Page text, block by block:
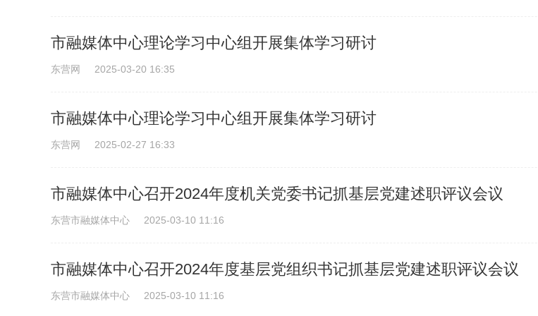
市融媒体中心理论学习中心组开展集体学习研讨
东营网 2025-03-20 16:35
市融媒体中心理论学习中心组开展集体学习研讨
东营网 2025-02-27 16:33
市融媒体中心召开2024年度机关党委书记抓基层党建述职评议会议
东营市融媒体中心 2025-03-10 11:16
市融媒体中心召开2024年度基层党组织书记抓基层党建述职评议会议
东营市融媒体中心 2025-03-10 11:16